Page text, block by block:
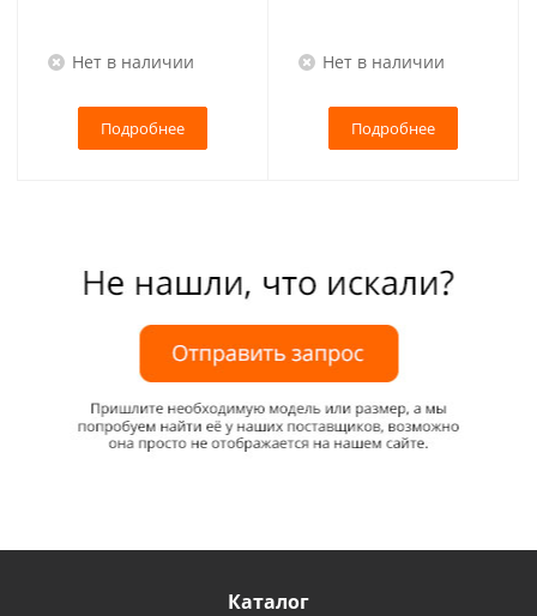
Нет в наличии
Подробнее
Нет в наличии
Подробнее
Каталог